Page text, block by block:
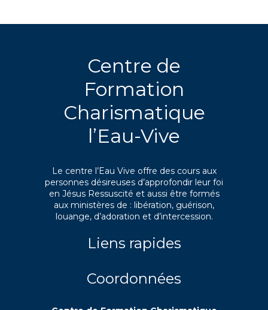
Centre de
Formation
Charismatique
l’Eau-Vive
Le centre l’Eau Vive offre des cours aux
personnes désireuses d’approfondir leur foi
en Jésus Ressuscité et aussi être formés
aux ministères de : libération, guérison,
louange, d’adoration et d’intercession.
Liens rapides
Coordonnées